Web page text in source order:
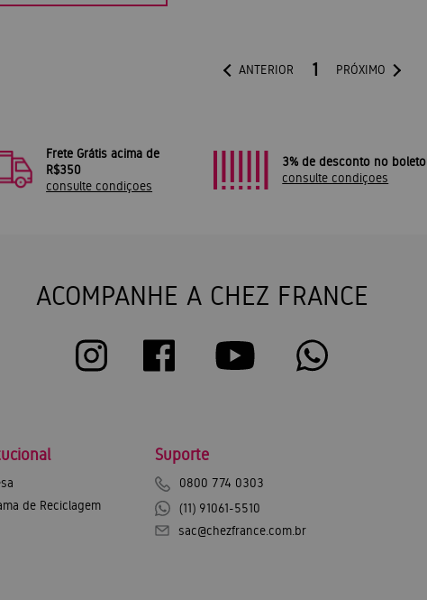
ANTERIOR 1 PRÓXIMO
Frete Grátis acima de
R$350
consulte condiçoes
3% de desconto no boleto
consulte condiçoes
ACOMPANHE A CHEZ FRANCE
de Reciclagem
Suporte
0800 774 0303
(11) 91061-5510
sac@chezfrance.com.br